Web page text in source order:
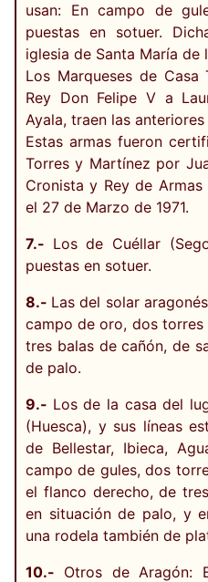
usan: En campo de
puestas en sotuer.
iglesia de Santa María de
Los Marqueses de
Rey Don Felipe V a
Ayala, traen las anteriores
Estas armas fueron
Torres y Martínez por
Cronista y Rey de
el 27 de Marzo de 1971.
7.- Los de Cuéllar
puestas en sotuer.
8.- Las del solar
campo de oro, dos torres
tres balas de cañón, de
de palo.
9.- Los de la casa del
(Huesca), y sus líneas
de Bellestar, Ibieca,
campo de gules, dos
el flanco derecho, de
en situación de palo, y
una rodela también de
10.- Otros de Aragón: